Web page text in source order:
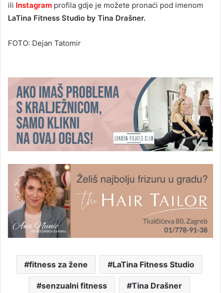
ili Instagram profila gdje je možete pronaći pod imenom
LaTina Fitness Studio by Tina Drašner.
FOTO: Dejan Tatomir
fitness za žene LaTina Fitness Studio
senzualni fitness Tina Drašner